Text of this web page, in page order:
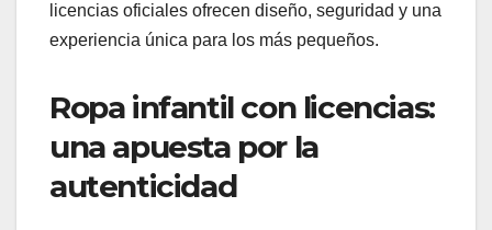
licencias oficiales ofrecen diseño, seguridad y una
experiencia única para los más pequeños.
Ropa infantil con licencias:
una apuesta por la
autenticidad